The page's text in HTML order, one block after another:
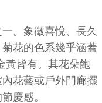
。象徵喜悅、長久
花的色系幾乎涵蓋
黃皆有。其花朵飽
花藝或戶外門廊擺
慶感。